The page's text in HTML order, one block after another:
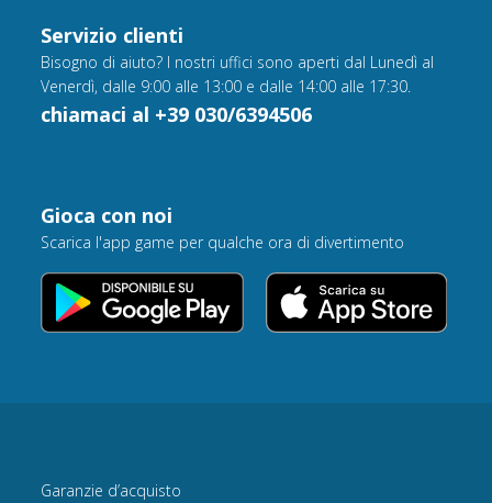
Servizio clienti
Bisogno di aiuto? I nostri uffici sono aperti dal Lunedì al
Venerdì, dalle 9:00 alle 13:00 e dalle 14:00 alle 17:30.
chiamaci al +39 030/6394506
Gioca con noi
Scarica l'app game per qualche ora di divertimento
Garanzie d’acquisto